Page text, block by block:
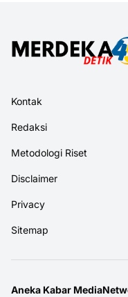
Kontak
Redaksi
Metodologi Riset
Disclaimer
Privacy
Sitemap
Aneka Kabar